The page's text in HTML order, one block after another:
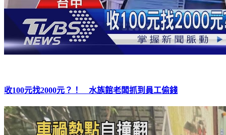
收100元找2000元？！ 水族館老闆抓到員工偷錢